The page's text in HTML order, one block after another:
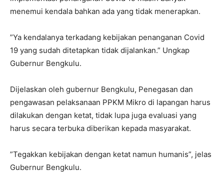
menemui kendala bahkan ada yang tidak menerapkan.
”Ya kendalanya terkadang kebijakan penanganan Covid
19 yang sudah ditetapkan tidak dijalankan.” Ungkap
Gubernur Bengkulu.
Dijelaskan oleh gubernur Bengkulu, Penegasan dan
pengawasan pelaksanaan PPKM Mikro di lapangan harus
dilakukan dengan ketat, tidak lupa juga evaluasi yang
harus secara terbuka diberikan kepada masyarakat.
”Tegakkan kebijakan dengan ketat namun humanis”, jelas
Gubernur Bengkulu.